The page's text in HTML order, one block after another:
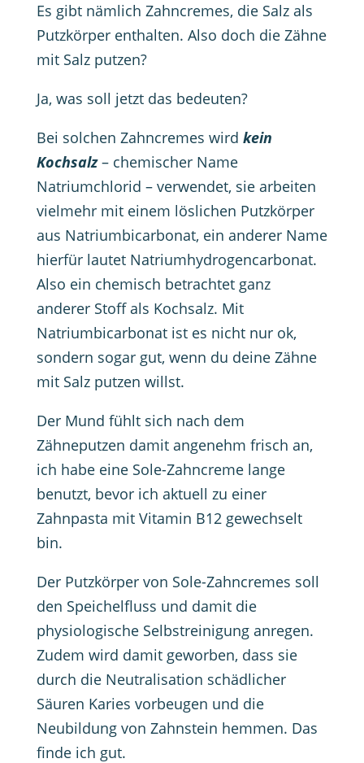
Es gibt nämlich Zahncremes, die Salz als
Putzkörper enthalten. Also doch die Zähne
mit Salz putzen?
Ja, was soll jetzt das bedeuten?
Bei solchen Zahncremes wird kein
Kochsalz– chemischer Name
Natriumchlorid – verwendet, sie arbeiten
vielmehr mit einem löslichen Putzkörper
aus Natriumbicarbonat, ein anderer Name
hierfür lautet Natriumhydrogencarbonat.
Also ein chemisch betrachtet ganz
anderer Stoff als Kochsalz. Mit
Natriumbicarbonat ist es nicht nur ok,
sondern sogar gut, wenn du deine Zähne
mit Salz putzen willst.
Der Mund fühlt sich nach dem
Zähneputzen damit angenehm frisch an,
ich habe eine Sole-Zahncreme lange
benutzt, bevor ich aktuell zu einer
Zahnpasta mit Vitamin B12 gewechselt
bin.
Der Putzkörper von Sole-Zahncremes soll
den Speichelfluss und damit die
physiologische Selbstreinigung anregen.
Zudem wird damit geworben, dass sie
durch die Neutralisation schädlicher
Säuren Karies vorbeugen und die
Neubildung von Zahnstein hemmen. Das
finde ich gut.